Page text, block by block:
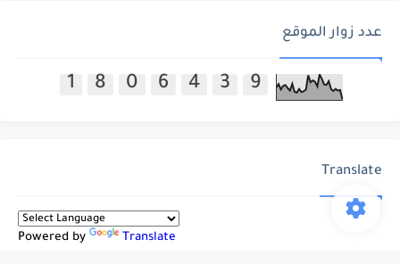
عدد زوار الموقع
1 8 0 6 4 3 9
Translate
Powered by Translate